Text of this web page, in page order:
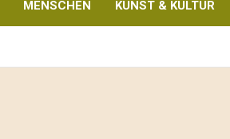
MENSCHEN KUNST & KULTUR